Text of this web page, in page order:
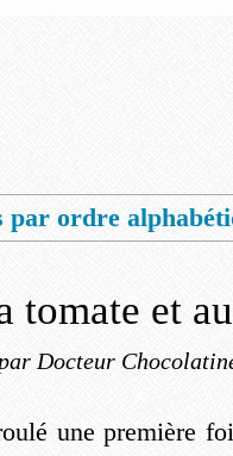
par ordre
tomate et
par Docteur
une première